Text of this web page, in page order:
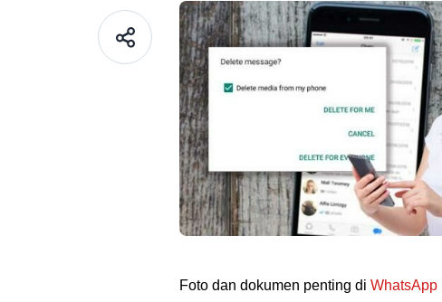
Foto dan dokumen penting di WhatsApp